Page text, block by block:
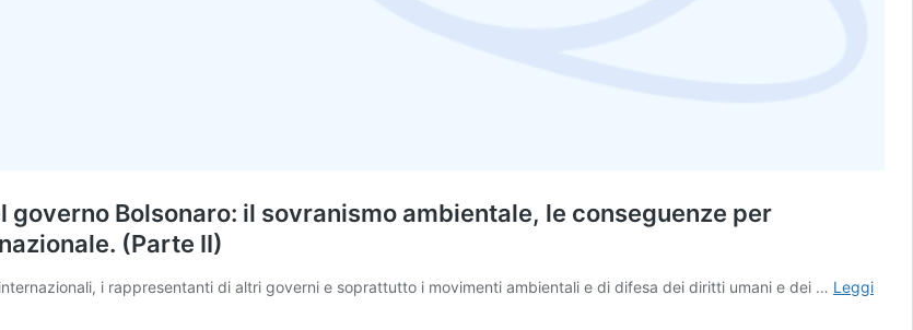
Bolsonaro: il sovranismo ambientale, le conseguenze per
(Parte II)
i rappresentanti di altri governi e soprattutto i movimenti ambientali e di difesa dei diritti umani e dei … Leggi